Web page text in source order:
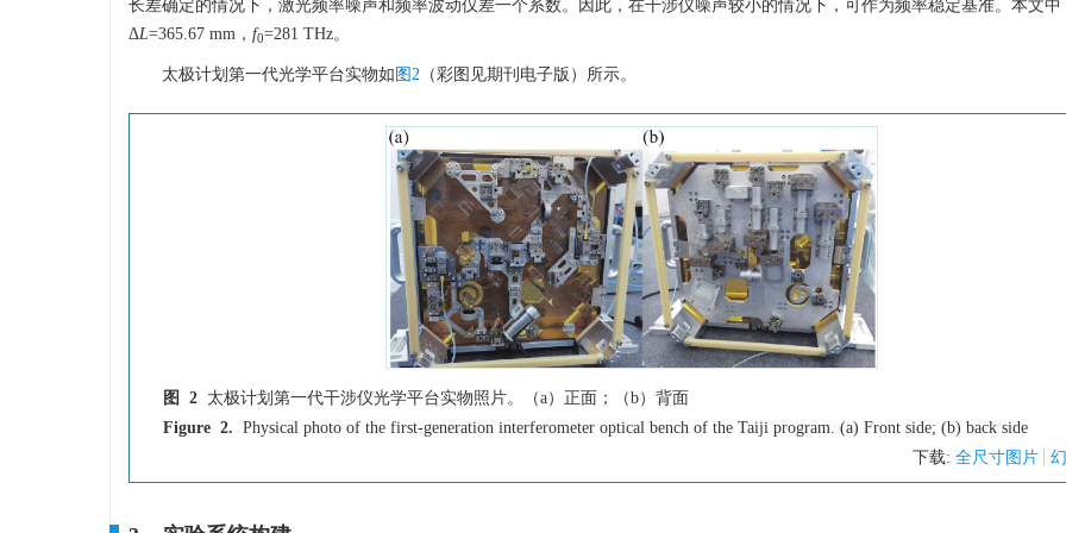
长差确定的情况下，激光频率噪声和频率波动仅差一个系数。因此，在干涉仪噪声较小的情况下，可作为频率稳定基准。本文中
ΔL=365.67 mm， f0=281 THz。
太极计划第一代光学平台实物如 图2 （彩图见期刊电子版）所示。
图 2 太极计划第一代干涉仪光学平台实物照片。（a）正面；（b）背面
Figure 2. Physical photo of the first-generation interferometer optical bench of the Taiji program. (a) Front side; (b) back side
下载: 全尺寸图片